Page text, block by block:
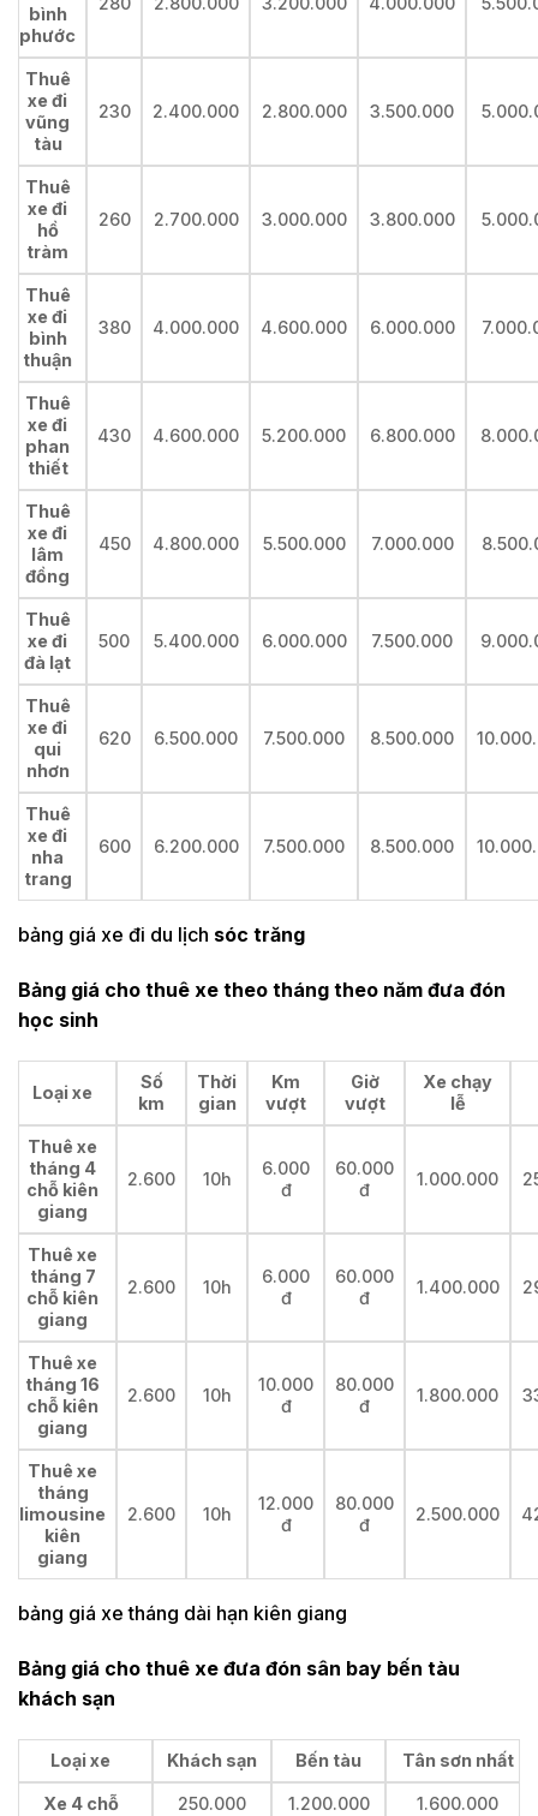
bình
phước
Thuê
xe đi
vũng
tàu
230 2.400.000 2.800.000 3.500.000
Thuê
xe đi
hồ
tràm
260 2.700.000 3.000.000 3.800.000
Thuê
xe đi
bình
thuận
380 4.000.000 4.600.000 6.000.000
Thuê
xe đi
phan
thiết
430 4.600.000 5.200.000 6.800.000
Thuê
xe đi
lâm
đồng
450 4.800.000 5.500.000 7.000.000
Thuê
xe đi
đà lạt
500 5.400.000 6.000.000 7.500.000
Thuê
xe đi
qui
nhơn
620 6.500.000 7.500.000 8.500.000
Thuê
xe đi
nha
trang
600 6.200.000 7.500.000 8.500.000
bảng giá xe đi du lịch sóc trăng
Bảng giá cho thuê xe theo tháng theo năm đưa đón
học sinh
Loại xe
Số
km
Thời
gian
Km
vượt
Giờ
vượt
Xe chạy
lễ
Thuê xe
tháng 4
chỗ kiên
giang
2.600 10h
6.000
đ
60.000
đ
1.000.000
Thuê xe
tháng 7
chỗ kiên
giang
2.600 10h
6.000
đ
60.000
đ
1.400.000
Thuê xe
tháng 16
chỗ kiên
giang
2.600 10h
10.000
đ
80.000
đ
1.800.000
Thuê xe
tháng
limousine
kiên
giang
2.600 10h
12.000
đ
80.000
đ
2.500.000
bảng giá xe tháng dài hạn kiên giang
Bảng giá cho thuê xe đưa đón sân bay bến tàu
khách sạn
Loại xe Khách sạn Bến tàu Tân sơn nhất
Xe 4 chỗ 250.000 1.200.000 1.600.000